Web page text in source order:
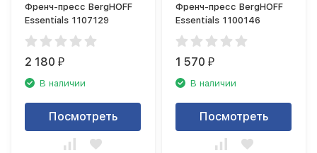
Френч-пресс BergHOFF
Essentials 1107129
2 180₽
В наличии
Посмотреть
Френч-пресс BergHOFF
Essentials 1100146
1 570₽
В наличии
Посмотреть